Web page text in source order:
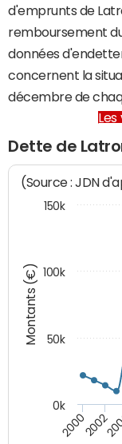
d'emprunts de
remboursement
données
concernent la
décembre de
Les
Dette de
Montants (€)
(Source : JDN
20002002
0k
50k
100k
150k